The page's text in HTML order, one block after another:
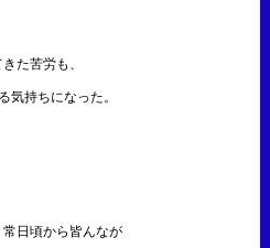
た苦労も、
気持ちになった。
日頃から皆んなが